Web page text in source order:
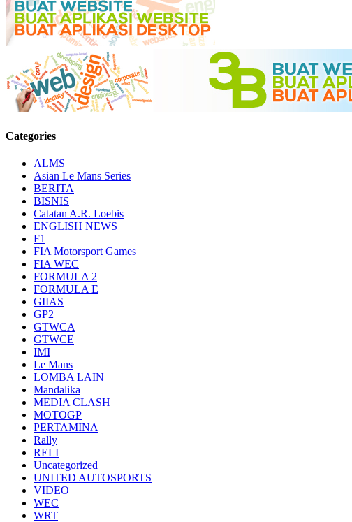
Categories
ALMS
Asian Le Mans Series
BERITA
BISNIS
Catatan A.R. Loebis
ENGLISH NEWS
F1
FIA Motorsport Games
FIA WEC
FORMULA 2
FORMULA E
GIIAS
GP2
GTWCA
GTWCE
IMI
Le Mans
LOMBA LAIN
Mandalika
MEDIA CLASH
MOTOGP
PERTAMINA
Rally
RELI
Uncategorized
UNITED AUTOSPORTS
VIDEO
WEC
WRT